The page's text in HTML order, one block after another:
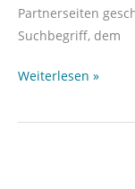
Partnerseiten
Suchbegriff, dem
Weiterlesen »